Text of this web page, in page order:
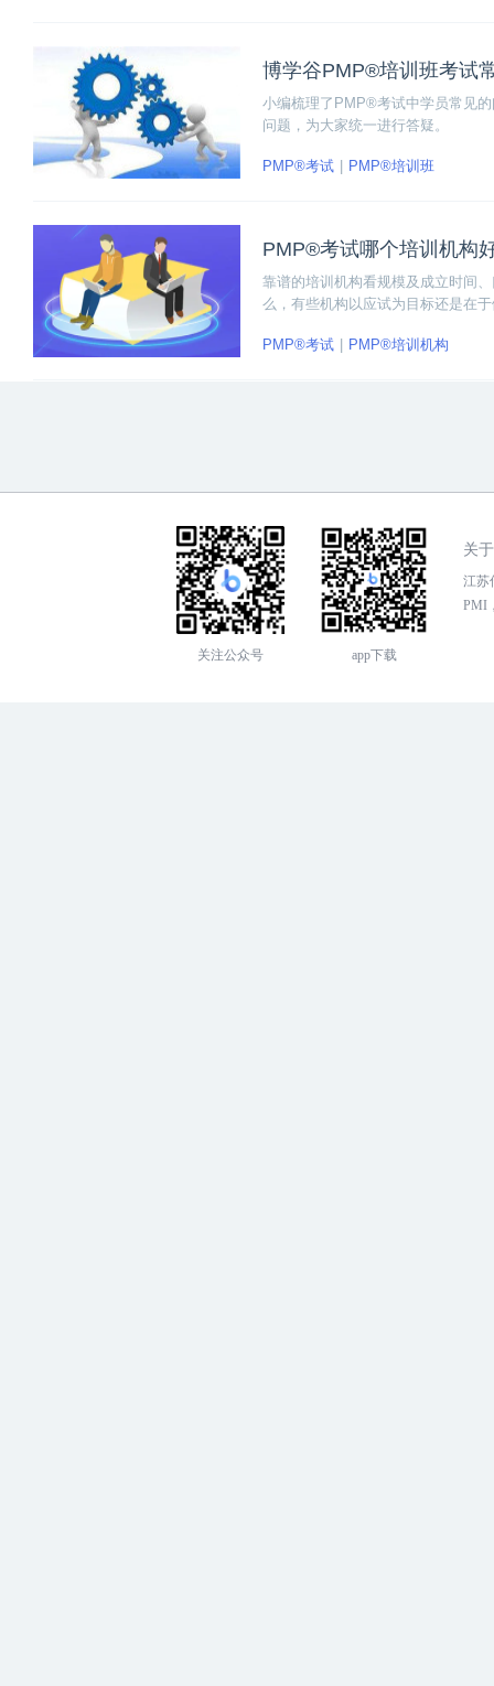
博学谷PMP®培训班考试
小编梳理了PMP®考试中学员常见
问题，为大家统一进行答疑。
PMP®考试 PMP®培训班
PMP®考试哪个培训机构
靠谱的培训机构看规模及成立时间
么，有些机构以应试为目标还是在
PMP®考试
PMP®培训机构
关注公众号 app下载
关
江苏
PMI